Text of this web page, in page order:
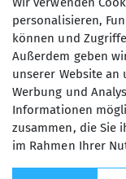
kann. *
Mit (*) markierte
sind
Kurse, Touren &
personalisieren,
können und
Außerdem geben
unserer Website an
Werbung und
Informationen
zusammen, die Sie
im Rahmen Ihrer